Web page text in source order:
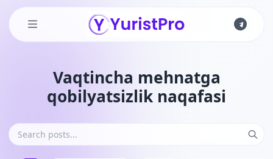
Vaqtincha mehnatga
qobilyatsizlik naqafasi